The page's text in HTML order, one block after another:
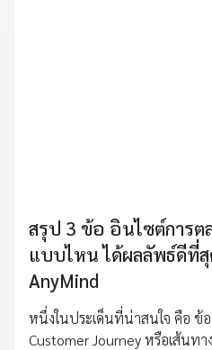
สรุป 3 ข้อ อินไซต์การ
แบบไหน ได้ผลลัพธ์ดีที่สุ
AnyMind
หนึ่งในประเด็นที่น่าสนใจ คือ ข้
Customer Journey หรือเส้นท